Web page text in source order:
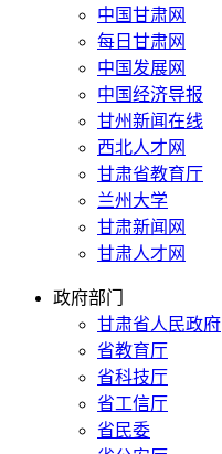
中国甘肃网
每日甘肃网
中国发展网
中国经济导报
甘州新闻在线
西北人才网
甘肃省教育厅
兰州大学
甘肃新闻网
甘肃人才网
政府部门
甘肃省人民政府
省教育厅
省科技厅
省工信厅
省民委